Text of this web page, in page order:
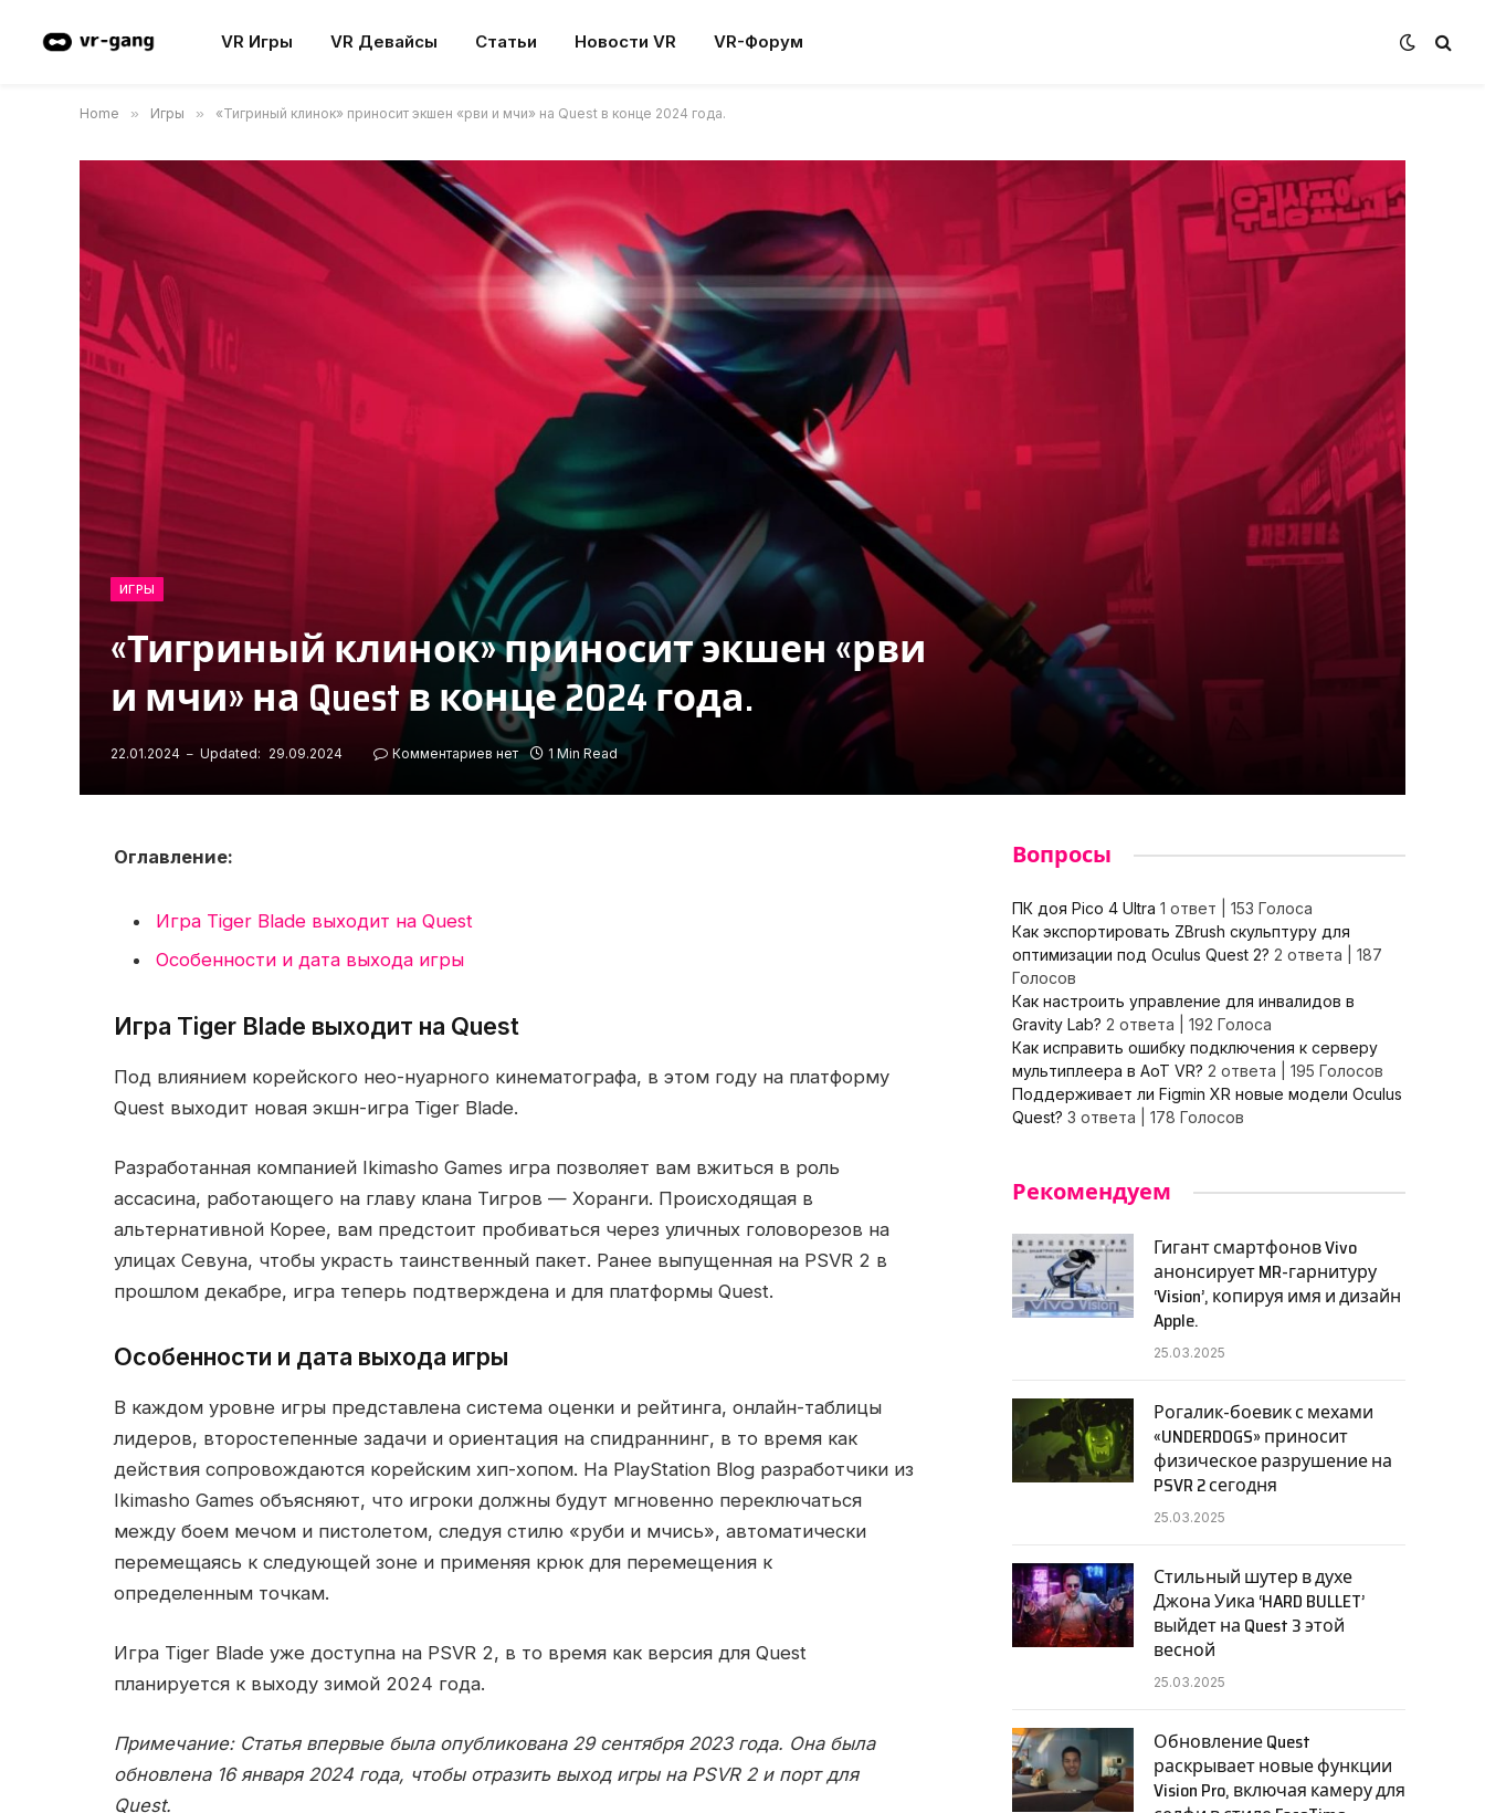
VR Игры VR Девайсы Статьи Новости VR VR-Форум
Home » Игры » «Тигриный клинок» приносит экшен «рви и мчи» на Quest в конце 2024 года.
ИГРЫ
«Тигриный клинок» приносит экшен «рви
и мчи» на Quest в конце 2024 года.
22.01.2024 Updated: 29.09.2024 Комментариев нет 1 Min Read
Оглавление:
Игра Tiger Blade выходит на Quest
Особенности и дата выхода игры
Игра Tiger Blade выходит на Quest
Под влиянием корейского нео-нуарного кинематографа, в этом году на платформу
Quest выходит новая экшн-игра Tiger Blade.
Разработанная компанией Ikimasho Games игра позволяет вам вжиться в роль
ассасина, работающего на главу клана Тигров — Хоранги. Происходящая в
альтернативной Корее, вам предстоит пробиваться через уличных головорезов на
улицах Севуна, чтобы украсть таинственный пакет. Ранее выпущенная на PSVR 2 в
прошлом декабре, игра теперь подтверждена и для платформы Quest.
Особенности и дата выхода игры
В каждом уровне игры представлена система оценки и рейтинга, онлайн-таблицы
лидеров, второстепенные задачи и ориентация на спидраннинг, в то время как
действия сопровождаются корейским хип-хопом. На PlayStation Blog разработчики из
Ikimasho Games объясняют, что игроки должны будут мгновенно переключаться
между боем мечом и пистолетом, следуя стилю «руби и мчись», автоматически
перемещаясь к следующей зоне и применяя крюк для перемещения к
определенным точкам.
Игра Tiger Blade уже доступна на PSVR 2, в то время как версия для Quest
планируется к выходу зимой 2024 года.
Примечание: Статья впервые была опубликована 29 сентября 2023 года. Она была
обновлена 16 января 2024 года, чтобы отразить выход игры на PSVR 2 и порт для
Quest.
Вопросы
ПК доя Pico 4 Ultra 1 ответ
153 Голоса
Как экспортировать ZBrush скульптуру для
оптимизации под Oculus Quest 2? 2 ответа
187
Голосов
Как настроить управление для инвалидов в
Gravity Lab? 2 ответа
192 Голоса
Как исправить ошибку подключения к серверу
мультиплеера в AoT VR? 2 ответа
195 Голосов
Поддерживает ли Figmin XR новые модели Oculus
Quest? 3 ответа 178 Голосов
Рекомендуем
Гигант смартфонов Vivo
анонсирует MR-гарнитуру
‘Vision’, копируя имя и дизайн
Apple.
25.03.2025
Рогалик-боевик с мехами
«UNDERDOGS» приносит
физическое разрушение на
PSVR 2 сегодня
25.03.2025
Стильный шутер в духе
Джона Уика ‘HARD BULLET’
выйдет на Quest 3 этой
весной
25.03.2025
Обновление Quest
раскрывает новые функции
Vision Pro, включая камеру для